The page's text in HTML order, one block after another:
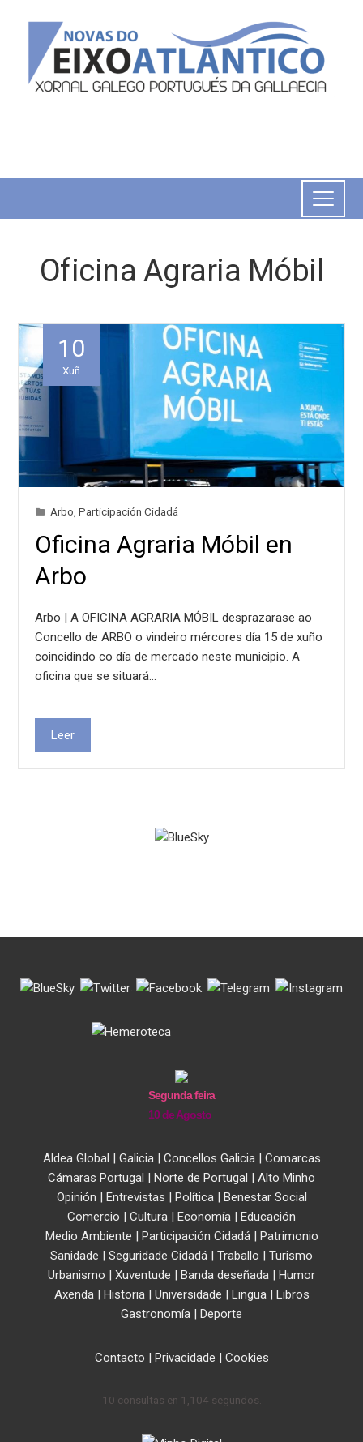
Oficina Agraria Móbil
10
Xuñ
Arbo ,Participación Cidadá
Oficina Agraria Móbil en
Arbo
Arbo | A OFICINA AGRARIA MÓBIL desprazarase ao
Concello de ARBO o vindeiro mércores día 15 de xuño
coincidindo co día de mercado neste municipio. A
oficina que se situará…
Leer
. . . .
Segunda feira
10 de Agosto
Aldea Global | Galicia| Concellos Galicia| Comarcas
Cámaras Portugal | Norte de Portugal | Alto Minho
Opinión | Entrevistas | Política| Benestar Social
Comercio | Cultura | Economía | Educación
Medio Ambiente | Participación Cidadá| Patrimonio
Sanidade | Seguridade Cidadá | Traballo | Turismo
Urbanismo | Xuventude | Banda deseñada | Humor
Axenda| Historia| Universidade | Lingua| Libros
Gastronomía | Deporte
Contacto | Privacidade | Cookies
10 consultas en 1,104 segundos.